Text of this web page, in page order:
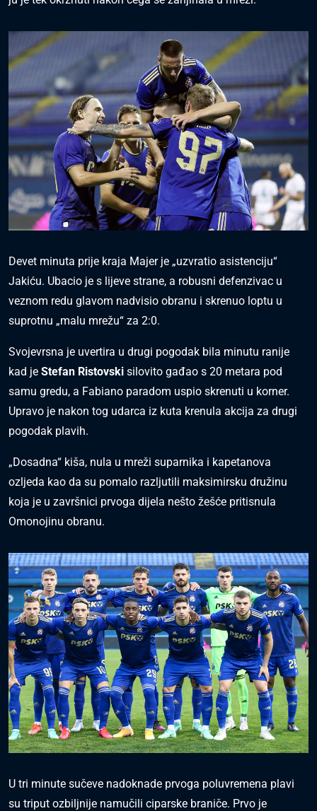
Devet minuta prije kraja Majer je „uzvratio asistenciju“
Jakiću. Ubacio je s lijeve strane, a robusni defenzivac u
veznom redu glavom nadvisio obranu i skrenuo loptu u
suprotnu „malu mrežu“ za 2:0.
Svojevrsna je uvertira u drugi pogodak bila minutu ranije
kad je Stefan Ristovski silovito gađao s 20 metara pod
samu gredu, a Fabiano paradom uspio skrenuti u korner.
Upravo je nakon tog udarca iz kuta krenula akcija za drugi
pogodak plavih.
„Dosadna“ kiša, nula u mreži suparnika i kapetanova
ozljeda kao da su pomalo razljutili maksimirsku družinu
koja je u završnici prvoga dijela nešto žešće pritisnula
Omonojinu obranu.
U tri minute sučeve nadoknade prvoga poluvremena plavi
su triput ozbiljnije namučili ciparske braniče. Prvo je